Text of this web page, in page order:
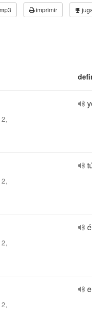
imprimir